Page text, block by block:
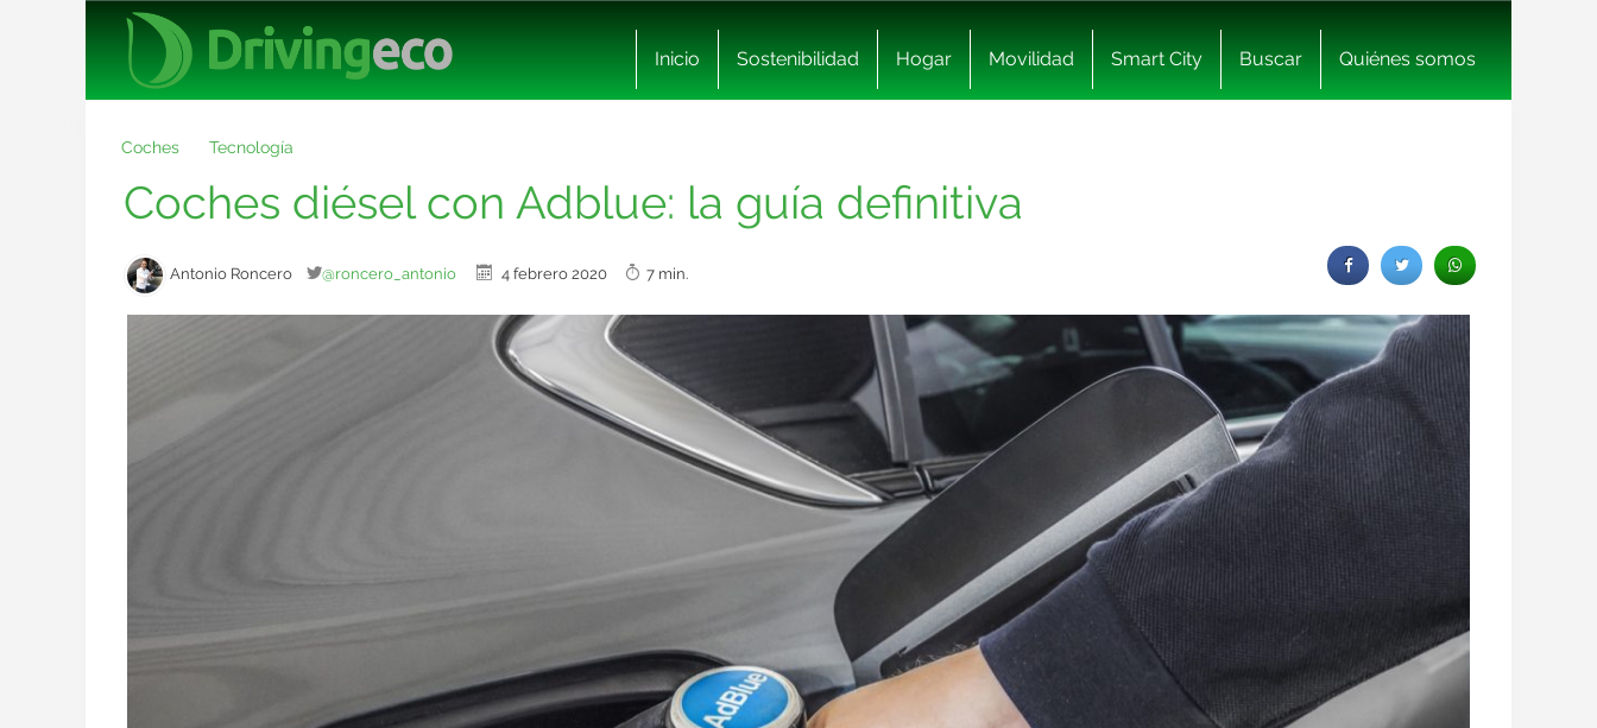
Inicio Sostenibilidad Hogar Movilidad Smart City Buscar Quiénes somos
Coches Tecnología
Coches diésel con Adblue: la guía definitiva
Antonio Roncero @roncero_antonio 4 febrero 2020 7 min.